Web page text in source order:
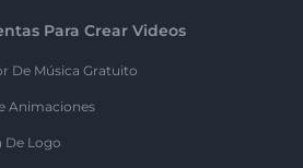
Para Crear Videos
De Música Gratuito
Animaciones
De Logo